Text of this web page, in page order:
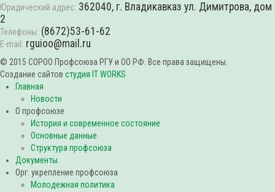
Юридический адрес: 362040, г. Владикавказ ул. Димитрова, дом
2
Телефоны: (8672)53-61-62
E-mail: rguioo@mail.ru
© 2015 СОРОО Профсоюза РГУ и ОО РФ. Все права защищены.
Создание сайтов студия IT WORKS
Главная
Новости
О профсоюзе
История и современное состояние
Основные данные
Структура профсоюза
Документы
Орг. укрепление профсоюза
Молодежная политика